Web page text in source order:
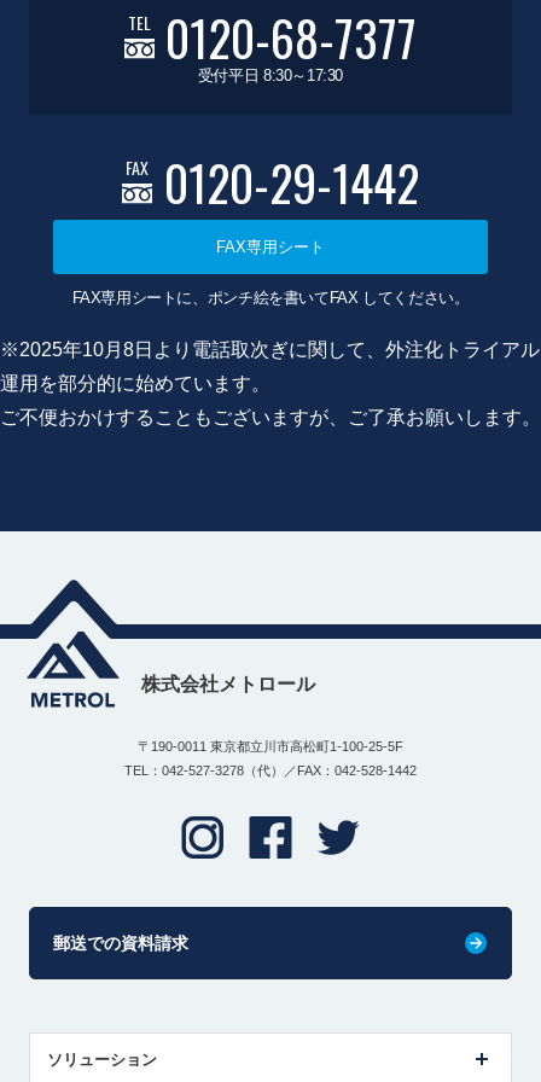
TEL 0120-68-7377
受付平日 8:30～17:30
FAX 0120-29-1442
FAX専用シート
FAX専用シートに、ポンチ絵を書いてFAX してください。
※2025年10月8日より電話取次ぎに関して、外注化トライアル
運用を部分的に始めています。
ご不便おかけすることもございますが、ご了承お願いします。
株式会社メトロール
〒190-0011 東京都立川市高松町1-100-25-5F
TEL：042-527-3278（代）／FAX：042-528-1442
郵送での資料請求
ソリューション